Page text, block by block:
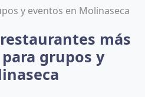
y eventos en Molinaseca
más
grupos y